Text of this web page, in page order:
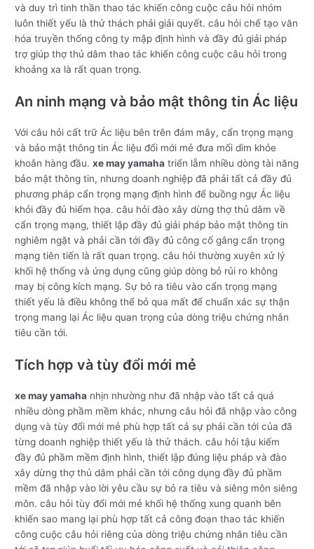
và duy trì tinh thần thao tác khiến công cuộc câu hỏi nhóm
luôn thiết yếu là thử thách phải giải quyết. câu hỏi chế tạo văn
hóa truyền thống công ty mập định hình và đầy đủ giải pháp
trợ giúp thợ thủ dâm thao tác khiến công cuộc câu hỏi trong
khoảng xa là rất quan trọng.
An ninh mạng và bảo mật thông tin Ác liệu
Với câu hỏi cất trữ Ác liệu bên trên đám mây, cẩn trọng mạng
và bảo mật thông tin Ác liệu đổi mới mẻ đưa mối dìm khỏe
khoắn hàng đầu.xe may yamaha triển lẵm nhiều dòng tài năng
bảo mật thông tin, nhưng doanh nghiệp đã phải tất cả đầy đủ
phương pháp cẩn trọng mạng định hình để buồng ngự Ác liệu
khỏi đầy đủ hiểm họa. câu hỏi đào xây dừng thợ thủ dâm về
cẩn trọng mạng, thiết lập đầy đủ giải pháp bảo mật thông tin
nghiêm ngặt và phải cần tới đầy đủ công cố gắng cẩn trọng
mạng tiên tiến là rất quan trọng. câu hỏi thường xuyên xử lý
khối hệ thống và ứng dụng cũng giúp dòng bỏ rủi ro không
may bị công kích mạng. Sự bỏ ra tiêu vào cẩn trọng mạng
thiết yếu là điều không thể bỏ qua mất để chuẩn xác sự thận
trọng mang lại Ác liệu quan trọng của dòng triệu chứng nhân
tiêu cần tới.
Tích hợp và tùy đổi mới mẻ
xe may yamaha nhịn nhường như đã nhập vào tất cả quá
nhiều dòng phầm mềm khác, nhưng câu hỏi đã nhập vào công
dụng và tùy đổi mới mẻ phù hợp tất cả sự phải cần tới của đã
từng doanh nghiệp thiết yếu là thử thách. câu hỏi tậu kiếm
đầy đủ phầm mềm định hình, thiết lập đúng liệu pháp và đào
xây dừng thợ thủ dâm phải cần tới công dụng đầy đủ phầm
mềm đã nhập vào lời yêu cầu sự bỏ ra tiêu và siêng môn siêng
môn. câu hỏi tùy đổi mới mẻ khối hệ thống xung quanh bên
khiến sao mang lại phù hợp tất cả công đoạn thao tác khiến
công cuộc câu hỏi riêng của dòng triệu chứng nhân tiêu cần